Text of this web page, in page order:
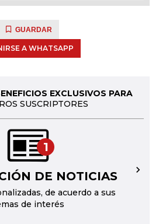
GUARDAR
A WHATSAPP
EXCLUSIVOS PARA
SUSCRIPTORES
1
DE NOTICIAS
de acuerdo a sus
de interés
→